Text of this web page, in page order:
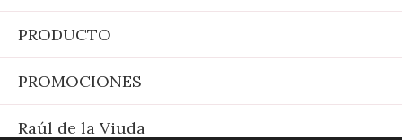
PRODUCTO
PROMOCIONES
Raúl de la Viuda